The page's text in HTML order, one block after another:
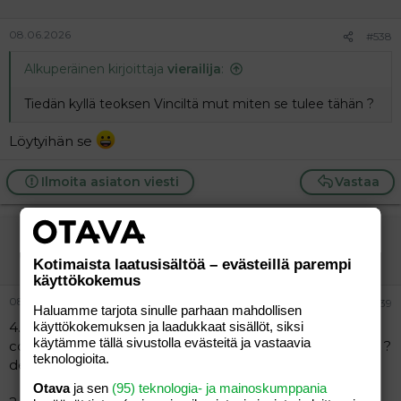
08.06.2026 #538
Alkuperäinen kirjoittaja vierailija:
Tiedän kyllä teoksen Vinciltä mut miten se tulee tähän ?
Löytyihän se
Vastaa
Ilmoita asiaton viesti
vierailija
08.06.2026 #539
4.5
cos 5 - vihje oli, että lyhenne, mistäs tämän pitäis keksiä ?
dea not 11
Kotimaista laatusisältöä – evästeillä parempi
käyttökokemus
Haluamme tarjota sinulle parhaan mahdollisen
käyttökokemuksen ja laadukkaat sisällöt, siksi
käytämme tällä sivustolla evästeitä ja vastaavia
teknologioita.
Otavaja sen (95) teknologia- ja mainoskumppania